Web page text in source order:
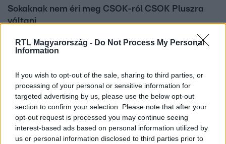
RTL Magyarország - Do Not Process My Personal
Information
If you wish to opt-out of the sale, sharing to third parties, or
processing of your personal or sensitive information for
targeted advertising by us, please use the below opt-out
section to confirm your selection. Please note that after your
opt-out request is processed you may continue seeing
interest-based ads based on personal information utilized by
us or personal information disclosed to third parties prior to
Sokaknak nem éri meg CSOK-ról CSOK Pluszra
váltani
Alig lesz olyan, akinek megéri a régi CSOK-ról CSOK
Pluszra váltani, ezt mondták az RTL Híradónak nyilatkozó
csak az veheti igénybe az új CSOK-ot, aki a régi
szerződést lezárja, és a CSOK hitelét a
kamattámogatással együtt visszafizeti. Ráadásul a
vállalt, de meg nem született gyerekek után ilyenkor
büntetőkamatot is fizetni kell.